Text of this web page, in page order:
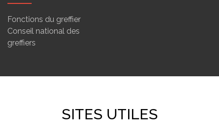
Fonctions du greffier
Conseil national des
greffiers
SITES UTILES